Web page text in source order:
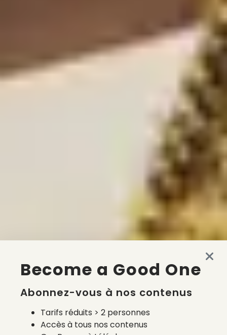
Become a Good One
Abonnez-vous à nos contenus
Tarifs réduits > 2 personnes
Accès à tous nos contenus